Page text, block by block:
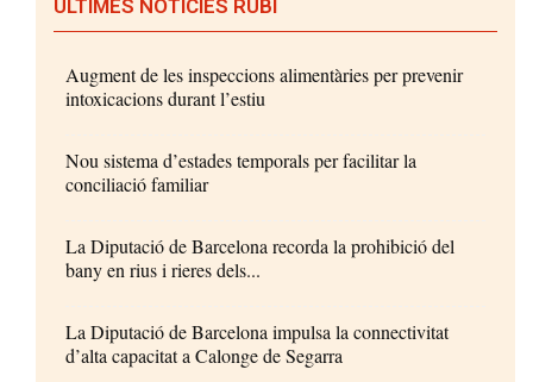
ÚLTIMES NOTÍCIES RUBÍ
Augment de les inspeccions alimentàries per prevenir
intoxicacions durant l’estiu
Nou sistema d’estades temporals per facilitar la
conciliació familiar
La Diputació de Barcelona recorda la prohibició del
bany en rius i rieres dels...
La Diputació de Barcelona impulsa la connectivitat
d’alta capacitat a Calonge de Segarra